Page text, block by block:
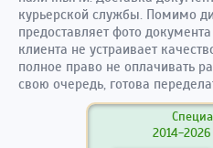
курьерской службы. Помимо
предоставляет фото
клиента не устраивает
полное право не оплачивать
свою очередь, готова
2014-